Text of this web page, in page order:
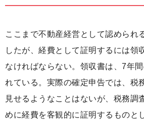
ここまで不動産経営として認められ
したが、経費として証明するには領
なければならない。領収書は、7年
れている。実際の確定申告では、税
見せるようなことはないが、税務調
めに経費を客観的に証明するものと